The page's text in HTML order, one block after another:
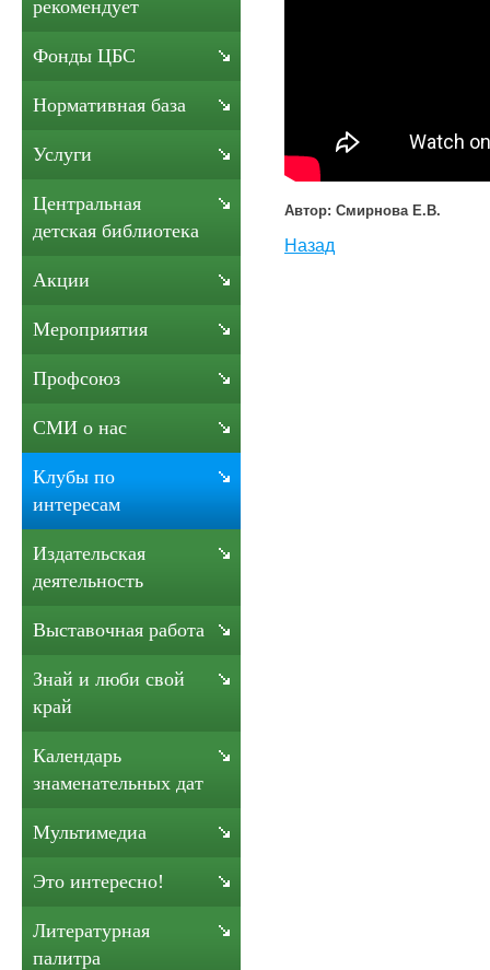
Автор: Смирнова Е.В.
Назад
рекомендует
Фонды ЦБС
Нормативная база
Услуги
Центральная
детская библиотека
Акции
Мероприятия
Профсоюз
СМИ о нас
Клубы по
интересам
Издательская
деятельность
Выставочная работа
Знай и люби свой
край
Календарь
знаменательных дат
Мультимедиа
Это интересно!
Литературная
палитра